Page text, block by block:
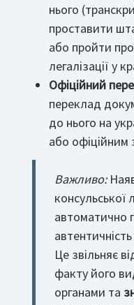
нього
проставити
або пройти
легалізації у
Офіційний
переклад
до нього на
або офіційним
Важливо:
консульської
автоматично
Це звільняє
факту його
органами та